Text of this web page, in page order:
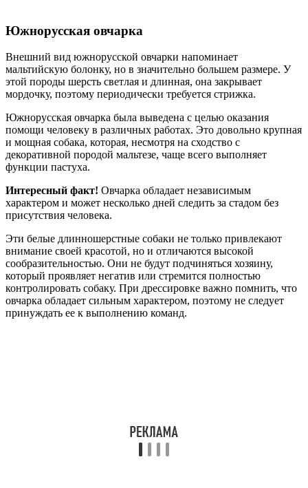
Южнорусская овчарка
Внешний вид южнорусской овчарки напоминает
мальтийскую болонку, но в значительно большем размере. У
этой породы шерсть светлая и длинная, она закрывает
мордочку, поэтому периодически требуется стрижка.
Южнорусская овчарка была выведена с целью оказания
помощи человеку в различных работах. Это довольно крупная
и мощная собака, которая, несмотря на сходство с
декоративной породой мальтезе, чаще всего выполняет
функции пастуха.
Интересный факт! Овчарка обладает независимым
характером и может несколько дней следить за стадом без
присутствия человека.
Эти белые длинношерстные собаки не только привлекают
внимание своей красотой, но и отличаются высокой
сообразительностью. Они не будут подчиняться хозяину,
который проявляет негатив или стремится полностью
контролировать собаку. При дрессировке важно помнить, что
овчарка обладает сильным характером, поэтому не следует
принуждать ее к выполнению команд.